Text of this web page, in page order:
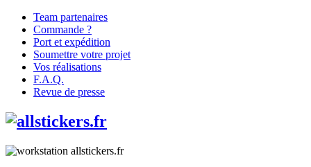
Team partenaires
Commande ?
Port et expédition
Soumettre votre projet
Vos réalisations
F.A.Q.
Revue de presse